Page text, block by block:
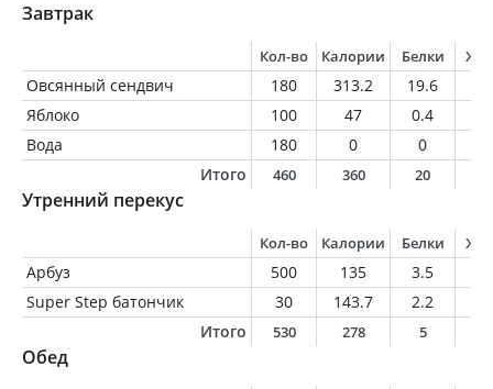
Завтрак
Кол-во Калории Белки
Овсянный сендвич 180 313.2 19.6
Яблоко
100 47 0.4
Вода
180 0 0
Итого
460 360 20
Утренний перекус
Кол-во Калории Белки
Арбуз 500 135 3.5
Super Step батончик
30 143.7 2.2
Итого
530 278 5
Обед